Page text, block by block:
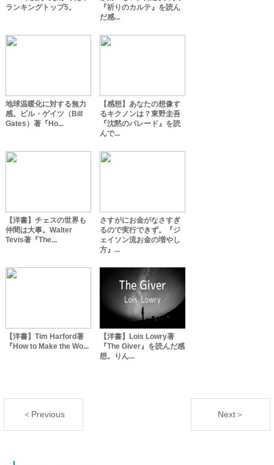
ランキングトップ5。
『祈りのカルテ』を読ん
だ感...
地球温暖化に対する無力
感。ビル・ゲイツ（Bill
Gates）著『Ho...
【感想】あなたの想像す
るキクノンは？東野圭吾
『沈黙のパレード』を読
んで...
【洋書】チェスの世界も
仲間は大事。Walter
Tevis著『The...
さすがにお金がなさすぎ
るので実行できず。『ジ
ェイソン流お金の増やし
方』...
【洋書】Tim Harford著
『How to Make the Wo...
【洋書】Lois Lowry著
『The Giver』を読んだ感
想。りん...
＜Previous Next＞